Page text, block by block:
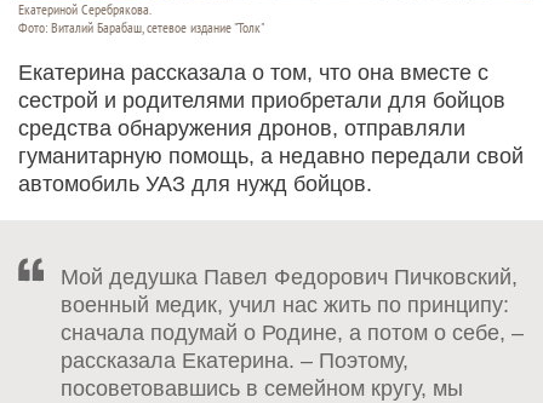
Екатериной Серебрякова.
Фото: Виталий Барабаш, сетевое издание "Толк"
Екатерина рассказала о том, что она вместе с
сестрой и родителями приобретали для бойцов
средства обнаружения дронов, отправляли
гуманитарную помощь, а недавно передали свой
автомобиль УАЗ для нужд бойцов.
Мой дедушка Павел Федорович Пичковский,
военный медик, учил нас жить по принципу:
сначала подумай о Родине, а потом о себе, –
рассказала Екатерина. – Поэтому,
посоветовавшись в семейном кругу, мы